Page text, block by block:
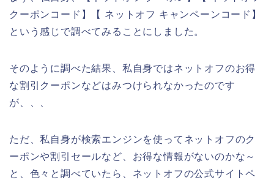
クーポンコード】【 ネットオフ キャンペーンコード】
という感じで調べてみることにしました。
そのように調べた結果、私自身ではネットオフのお得
な割引クーポンなどはみつけられなかったのです
が、、、
ただ、私自身が検索エンジンを使ってネットオフのク
ーポンや割引セールなど、お得な情報がないのかな～
と、色々と調べていたら、ネットオフの公式サイトペ